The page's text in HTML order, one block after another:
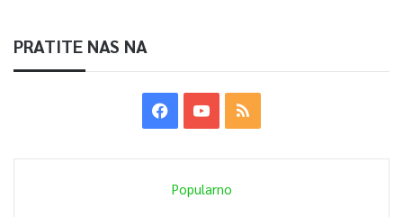
PRATITE NAS NA
Popularno